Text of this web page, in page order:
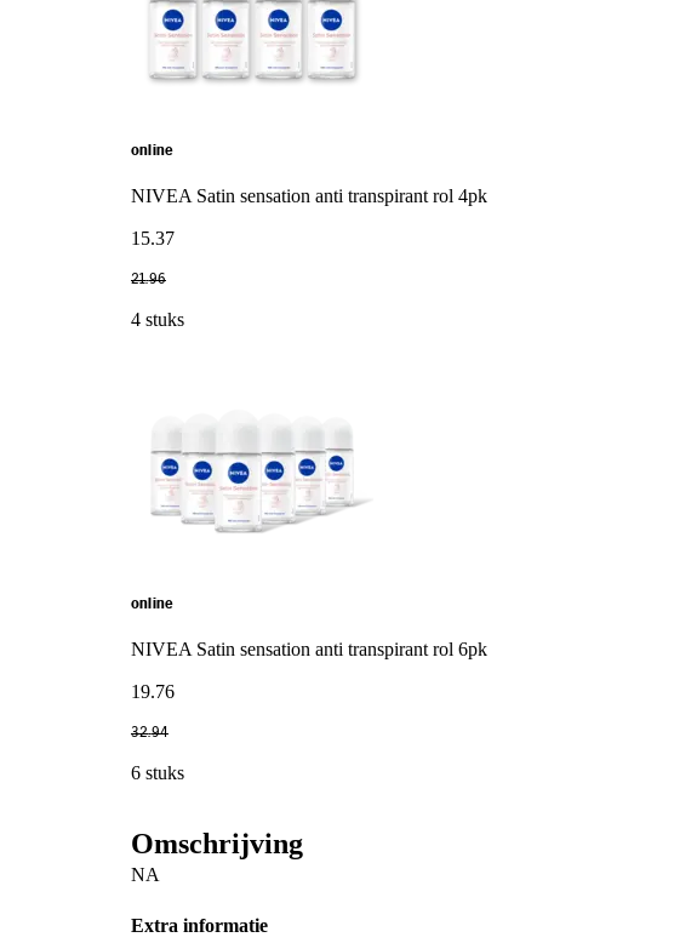
online
NIVEA Satin sensation anti transpirant rol 4pk
15.37
21.96
4 stuks
online
NIVEA Satin sensation anti transpirant rol 6pk
19.76
32.94
6 stuks
Omschrijving
NA
Extra informatie